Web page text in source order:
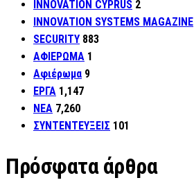
INNOVATION CYPRUS 2
INNOVATION SYSTEMS MAGAZINE
SECURITY 883
ΑΦΙΕΡΩΜΑ 1
Αφιέρωμα 9
ΕΡΓΑ 1,147
ΝΕΑ 7,260
ΣΥΝΤΕΝΤΕΥΞΕΙΣ 101
Πρόσφατα άρθρα